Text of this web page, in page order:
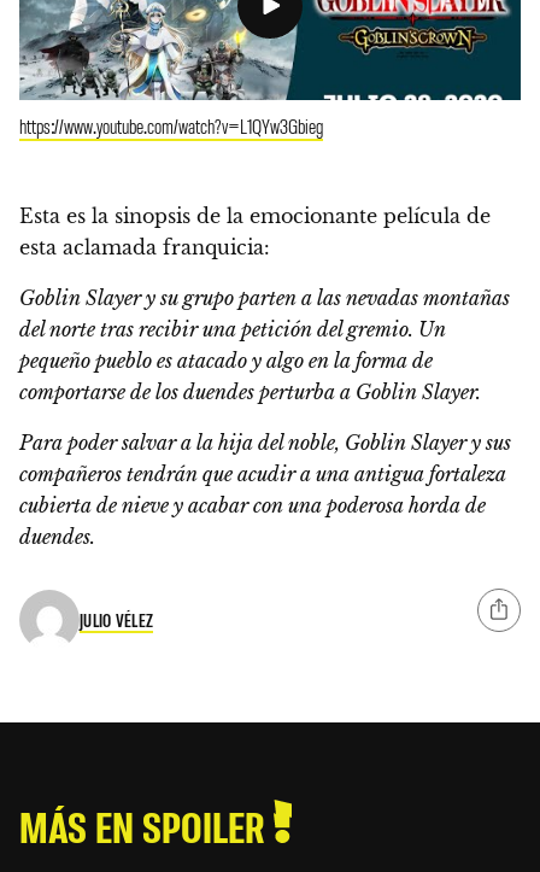
https://www.youtube.com/watch?v=L1QYw3Gbieg
Esta es la sinopsis de la emocionante película de
esta aclamada franquicia:
Goblin Slayer y su grupo parten a las nevadas montañas
del norte tras recibir una petición del gremio. Un
pequeño pueblo es atacado y algo en la forma de
comportarse de los duendes perturba a Goblin Slayer.
Para poder salvar a la hija del noble, Goblin Slayer y sus
compañeros tendrán que acudir a una antigua fortaleza
cubierta de nieve y acabar con una poderosa horda de
duendes.
JULIO VÉLEZ
MÁS EN SPOILER